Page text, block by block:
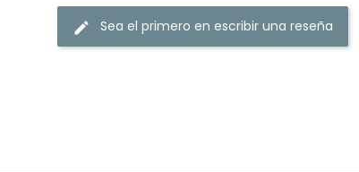
Sea el primero en escribir una reseña